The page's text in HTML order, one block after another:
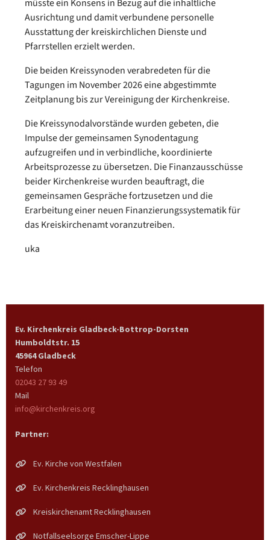
müsste ein Konsens in Bezug auf die inhaltliche
Ausrichtung und damit verbundene personelle
Ausstattung der kreiskirchlichen Dienste und
Pfarrstellen erzielt werden.
Die beiden Kreissynoden verabredeten für die
Tagungen im November 2026 eine abgestimmte
Zeitplanung bis zur Vereinigung der Kirchenkreise.
Die Kreissynodalvorstände wurden gebeten, die
Impulse der gemeinsamen Synodentagung
aufzugreifen und in verbindliche, koordinierte
Arbeitsprozesse zu übersetzen. Die Finanzausschüsse
beider Kirchenkreise wurden beauftragt, die
gemeinsamen Gespräche fortzusetzen und die
Erarbeitung einer neuen Finanzierungssystematik für
das Kreiskirchenamt voranzutreiben.
uka
Ev. Kirchenkreis Gladbeck-Bottrop-Dorsten
Humboldtstr. 15
45964 Gladbeck
Telefon
02043 27 93 49
Mail
info@kirchenkreis.org
Partner:
Ev. Kirche von Westfalen
Ev. Kirchenkreis Recklinghausen
Kreiskirchenamt Recklinghausen
Notfallseelsorge Emscher-Lippe